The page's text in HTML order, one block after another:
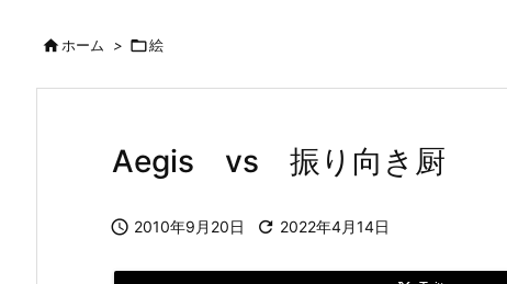
ホーム > 絵
Aegis vs 振り向き厨
 2010年9月20日  2022年4月14日